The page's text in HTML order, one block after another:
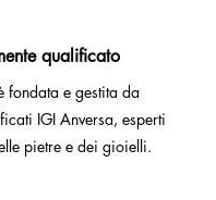
qualificato
fondata e gestita da
IGI Anversa, esperti
pietre e dei gioielli.